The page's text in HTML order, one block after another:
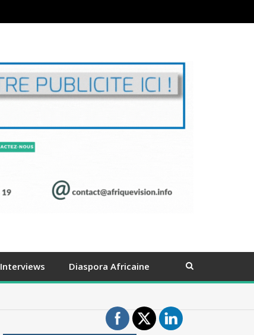
Interviews Diaspora Africaine